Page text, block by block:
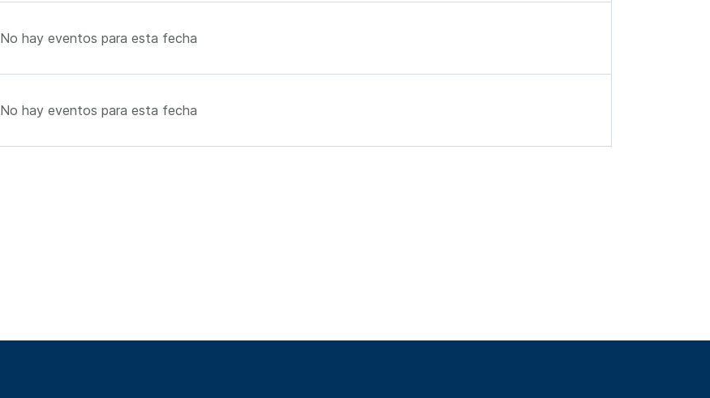
No hay eventos para esta fecha
No hay eventos para esta fecha